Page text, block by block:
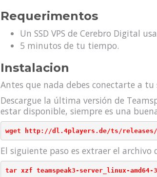
Requerimentos
Un SSD VPS de Cerebro Digital
5 minutos de tu tiempo.
Instalacion
Antes que nada debes conectarte a
Descargue la última versión de
estar disponible, siempre es una
El siguiente paso es extraer el archivo